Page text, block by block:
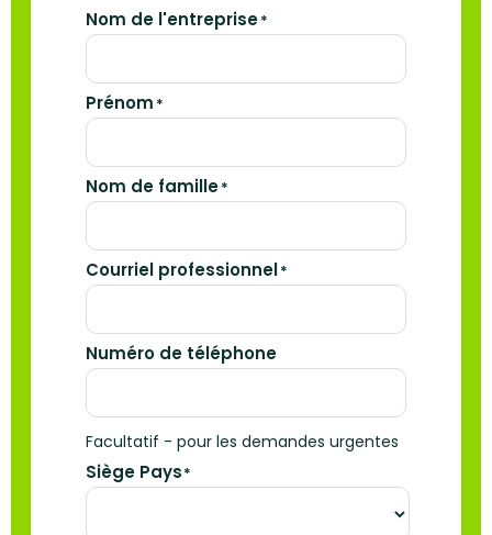
Nom de l'entreprise*
Prénom *
Nom de famille*
Courriel professionnel*
Numéro de téléphone
Facultatif - pour les demandes urgentes
Siège Pays*